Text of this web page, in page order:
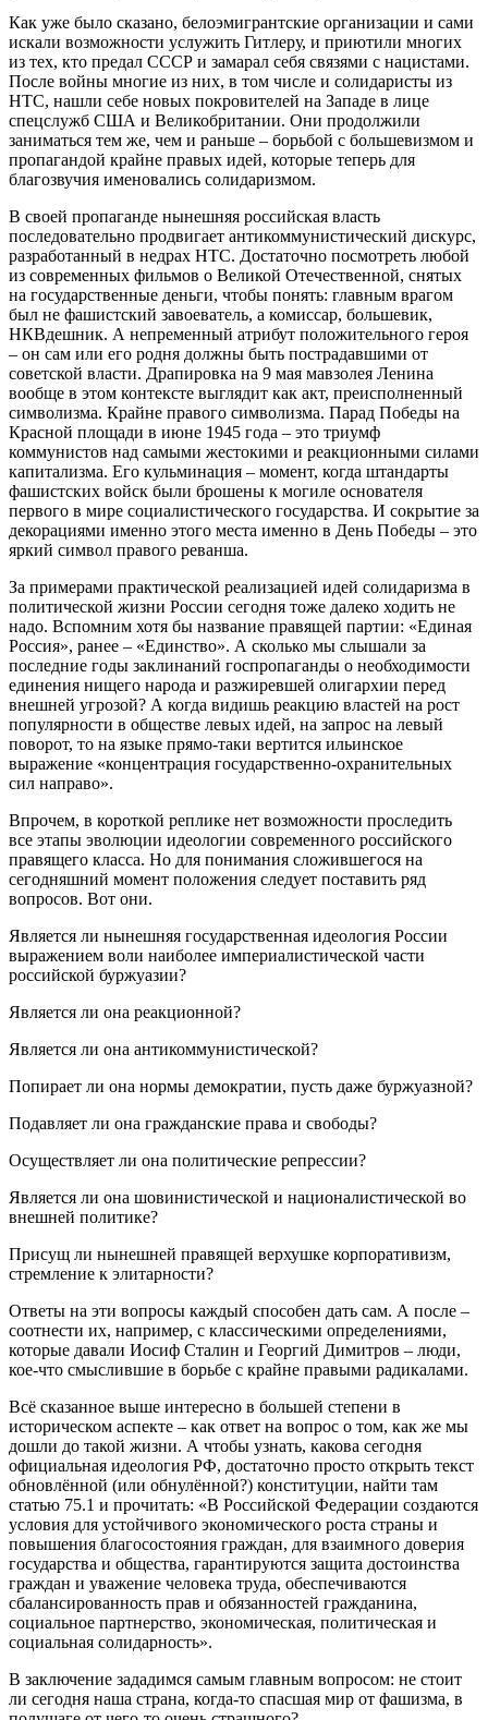
Как уже было сказано, белоэмигрантские организации и сами
искали возможности услужить Гитлеру, и приютили многих
из тех, кто предал СССР и замарал себя связями с нацистами.
После войны многие из них, в том числе и солидаристы из
НТС, нашли себе новых покровителей на Западе в лице
спецслужб США и Великобритании. Они продолжили
заниматься тем же, чем и раньше – борьбой с большевизмом и
пропагандой крайне правых идей, которые теперь для
благозвучия именовались солидаризмом.
В своей пропаганде нынешняя российская власть
последовательно продвигает антикоммунистический дискурс,
разработанный в недрах НТС. Достаточно посмотреть любой
из современных фильмов о Великой Отечественной, снятых
на государственные деньги, чтобы понять: главным врагом
был не фашистский завоеватель, а комиссар, большевик,
НКВдешник. А непременный атрибут положительного героя
– он сам или его родня должны быть пострадавшими от
советской власти. Драпировка на 9 мая мавзолея Ленина
вообще в этом контексте выглядит как акт, преисполненный
символизма. Крайне правого символизма. Парад Победы на
Красной площади в июне 1945 года – это триумф
коммунистов над самыми жестокими и реакционными силами
капитализма. Его кульминация – момент, когда штандарты
фашистских войск были брошены к могиле основателя
первого в мире социалистического государства. И сокрытие за
декорациями именно этого места именно в День Победы – это
яркий символ правого реванша.
За примерами практической реализацией идей солидаризма в
политической жизни России сегодня тоже далеко ходить не
надо. Вспомним хотя бы название правящей партии: «Единая
Россия», ранее – «Единство». А сколько мы слышали за
последние годы заклинаний госпропаганды о необходимости
единения нищего народа и разжиревшей олигархии перед
внешней угрозой? А когда видишь реакцию властей на рост
популярности в обществе левых идей, на запрос на левый
поворот, то на языке прямо-таки вертится ильинское
выражение «концентрация государственно-охранительных
сил направо».
Впрочем, в короткой реплике нет возможности проследить
все этапы эволюции идеологии современного российского
правящего класса. Но для понимания сложившегося на
сегодняшний момент положения следует поставить ряд
вопросов. Вот они.
Является ли нынешняя государственная идеология России
выражением воли наиболее империалистической части
российской буржуазии?
Является ли она реакционной?
Является ли она антикоммунистической?
Попирает ли она нормы демократии, пусть даже буржуазной?
Подавляет ли она гражданские права и свободы?
Осуществляет ли она политические репрессии?
Является ли она шовинистической и националистической во
внешней политике?
Присущ ли нынешней правящей верхушке корпоративизм,
стремление к элитарности?
Ответы на эти вопросы каждый способен дать сам. А после –
соотнести их, например, с классическими определениями,
которые давали Иосиф Сталин и Георгий Димитров – люди,
кое-что смыслившие в борьбе с крайне правыми радикалами.
Всё сказанное выше интересно в большей степени в
историческом аспекте – как ответ на вопрос о том, как же мы
дошли до такой жизни. А чтобы узнать, какова сегодня
официальная идеология РФ, достаточно просто открыть текст
обновлённой (или обнулённой?) конституции, найти там
статью 75.1 и прочитать: «В Российской Федерации создаются
условия для устойчивого экономического роста страны и
повышения благосостояния граждан, для взаимного доверия
государства и общества, гарантируются защита достоинства
граждан и уважение человека труда, обеспечиваются
сбалансированность прав и обязанностей гражданина,
социальное партнерство, экономическая, политическая и
социальная солидарность».
В заключение зададимся самым главным вопросом: не стоит
ли сегодня наша страна, когда-то спасшая мир от фашизма, в